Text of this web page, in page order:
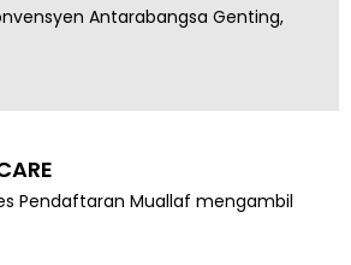
Antarabangsa Genting,
Pendaftaran Muallaf mengambil